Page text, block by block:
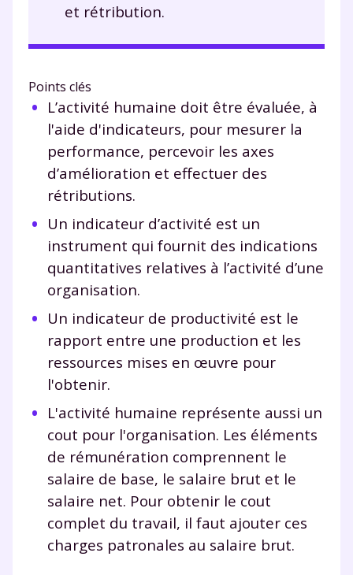
et rétribution.
Points clés
L’activité humaine doit être évaluée, à
l'aide d'indicateurs, pour mesurer la
performance, percevoir les axes
d’amélioration et effectuer des
rétributions.
Un indicateur d’activité est un
instrument qui fournit des indications
quantitatives relatives à l’activité d’une
organisation.
Un indicateur de productivité est le
rapport entre une production et les
ressources mises en œuvre pour
l'obtenir.
L'activité humaine représente aussi un
cout pour l'organisation. Les éléments
de rémunération comprennent le
salaire de base, le salaire brut et le
salaire net. Pour obtenir le cout
complet du travail, il faut ajouter ces
charges patronales au salaire brut.